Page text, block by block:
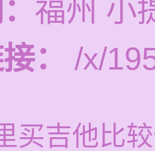
福州 小
：
/x/
买吉他比